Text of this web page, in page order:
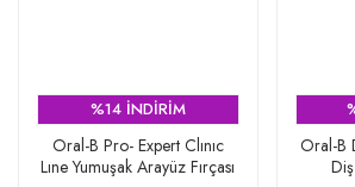
%14 İNDİRİM
Oral-B Pro- Expert Clınıc
Lıne Yumuşak Arayüz Fırçası
Oral-B